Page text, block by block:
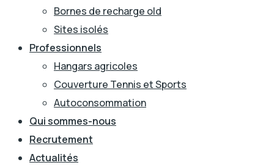
Bornes de recharge old
Sites isolés
Professionnels
Hangars agricoles
Couverture Tennis et Sports
Autoconsommation
Qui sommes-nous
Recrutement
Actualités